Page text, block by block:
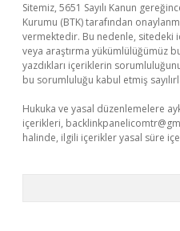
Sitemiz, 5651 Sayılı Kanun
Kurumu (BTK) tarafından
vermektedir. Bu nedenle,
veya araştırma yükümlülüğümüz
yazdıkları içeriklerin
bu sorumluluğu kabul etmiş
Hukuka ve yasal düzenlemelere
içerikleri,
halinde, ilgili içerikler yasal süre